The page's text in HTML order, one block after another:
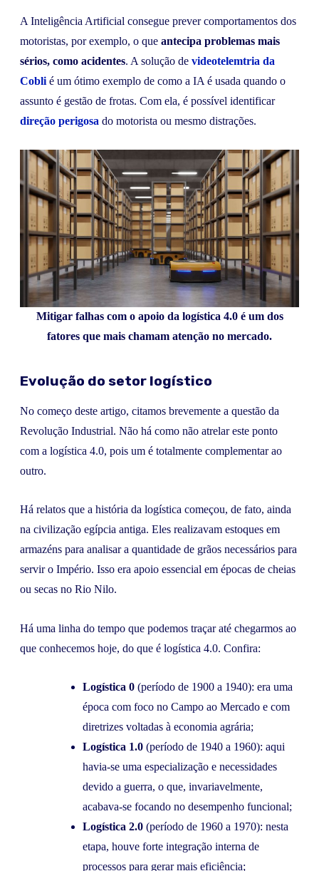
A Inteligência Artificial consegue prever comportamentos dos
motoristas, por exemplo, o que antecipa problemas mais
sérios, como acidentes. A solução de videotelemtria da
Cobli é um ótimo exemplo de como a IA é usada quando o
assunto é gestão de frotas. Com ela, é possível identificar
direção perigosa do motorista ou mesmo distrações.
Mitigar falhas com o apoio da logística 4.0 é um dos
fatores que mais chamam atenção no mercado.
Evolução do setor logístico
No começo deste artigo, citamos brevemente a questão da
Revolução Industrial. Não há como não atrelar este ponto
com a logística 4.0, pois um é totalmente complementar ao
outro.
Há relatos que a história da logística começou, de fato, ainda
na civilização egípcia antiga. Eles realizavam estoques em
armazéns para analisar a quantidade de grãos necessários para
servir o Império. Isso era apoio essencial em épocas de cheias
ou secas no Rio Nilo.
Há uma linha do tempo que podemos traçar até chegarmos ao
que conhecemos hoje, do que é logística 4.0. Confira:
Logística 0 (período de 1900 a 1940): era uma
época com foco no Campo ao Mercado e com
diretrizes voltadas à economia agrária;
Logística 1.0 (período de 1940 a 1960): aqui
havia-se uma especialização e necessidades
devido a guerra, o que, invariavelmente,
acabava-se focando no desempenho funcional;
Logística 2.0 (período de 1960 a 1970): nesta
etapa, houve forte integração interna de
processos para gerar mais eficiência;